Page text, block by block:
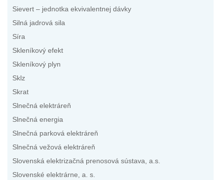
Sievert – jednotka ekvivalentnej dávky
Silná jadrová sila
Síra
Skleníkový efekt
Skleníkový plyn
Sklz
Skrat
Slnečná elektráreň
Slnečná energia
Slnečná parková elektráreň
Slnečná vežová elektráreň
Slovenská elektrizačná prenosová sústava, a.s.
Slovenské elektrárne, a. s.